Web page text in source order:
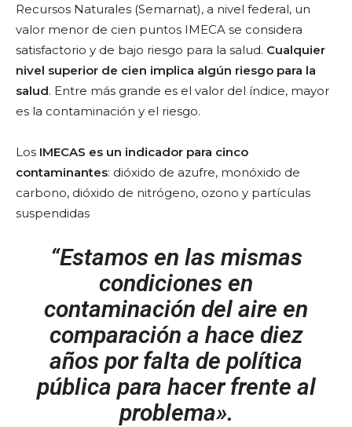
Recursos Naturales (Semarnat), a nivel federal, un
valor menor de cien puntos IMECA se considera
satisfactorio y de bajo riesgo para la salud. Cualquier
nivel superior de cien implica algún riesgo para la
salud. Entre más grande es el valor del índice, mayor
es la contaminación y el riesgo.
Los IMECAS es un indicador para cinco
contaminantes: dióxido de azufre, monóxido de
carbono, dióxido de nitrógeno, ozono y partículas
suspendidas
“Estamos en las mismas
condiciones en
contaminación del aire en
comparación a hace diez
años por falta de política
pública para hacer frente al
problema».